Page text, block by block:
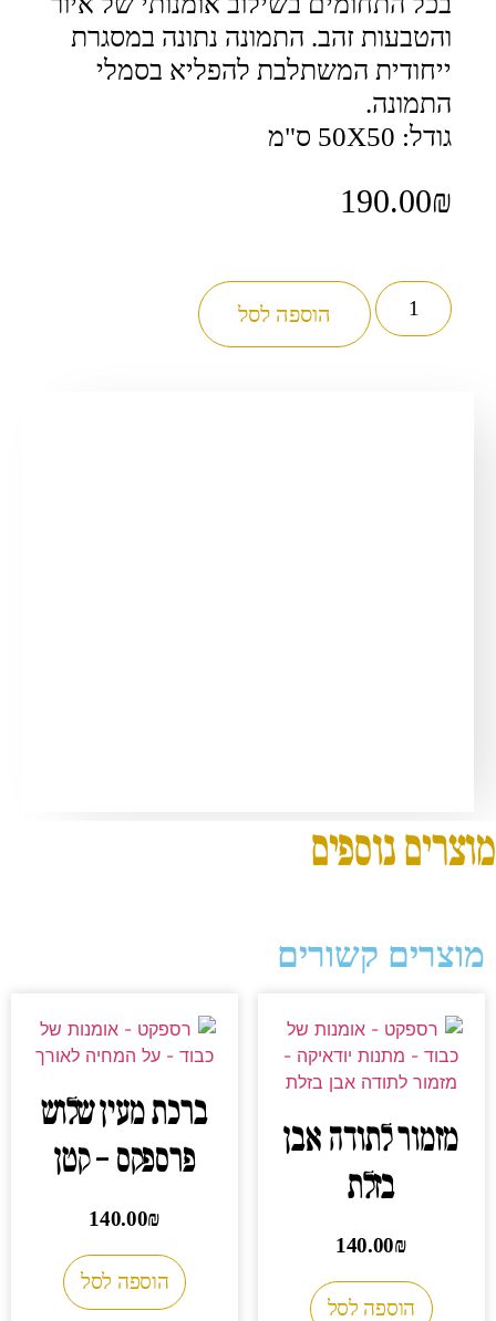
והטבעות זהב. התמונה נתונה במסגרת
ייחודית המשתלבת להפליא בסמלי
התמונה.
גודל: 50X50 ס"מ
190.00₪
כמות
של
ויתן
הוספה לסל
מוצרים נוספים
מוצרים קשורים
מזמור לתודה אבן
בזלת
140.00₪
הוספה לסל
ברכת מעין שלוש
פרספקס – קטן
140.00₪
הוספה לסל